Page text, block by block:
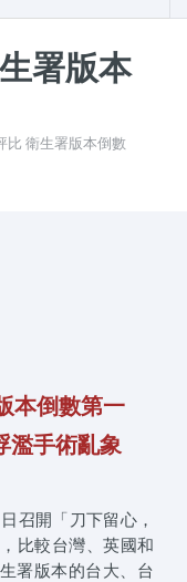
署版本
比 衛生署版本倒數
本倒數第一
濫手術亂象
召開「刀下留心，
比較台灣、英國和
署版本的台大、台